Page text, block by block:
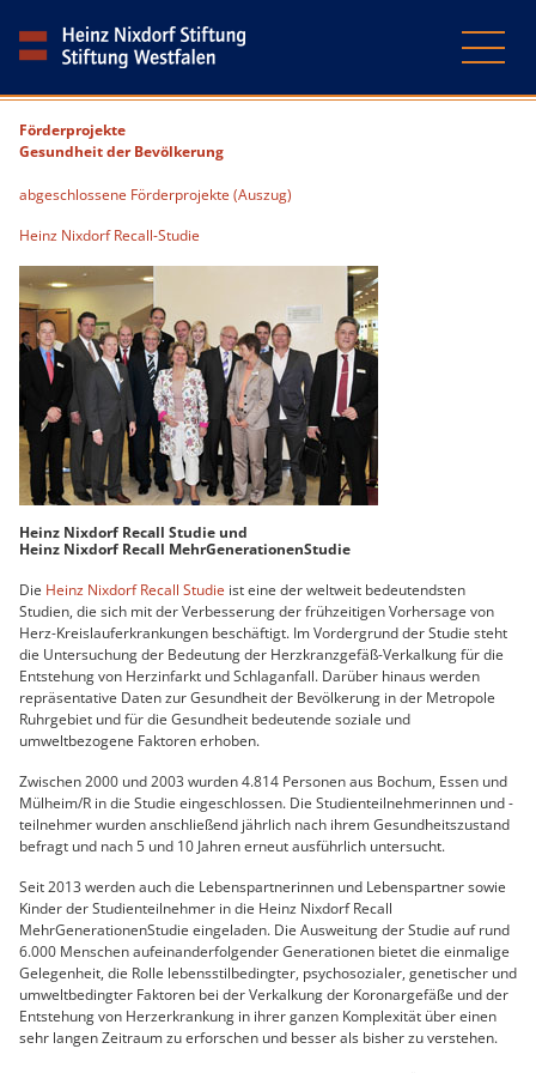
Förderprojekte
Gesundheit der Bevölkerung
abgeschlossene Förderprojekte (Auszug)
Heinz Nixdorf Recall-Studie
Heinz Nixdorf Recall Studie und
Heinz Nixdorf Recall MehrGenerationenStudie
Die Heinz Nixdorf Recall Studie ist eine der weltweit bedeutendsten
Studien, die sich mit der Verbesserung der frühzeitigen Vorhersage von
Herz-Kreislauferkrankungen beschäftigt. Im Vordergrund der Studie steht
die Untersuchung der Bedeutung der Herzkranzgefäß-Verkalkung für die
Entstehung von Herzinfarkt und Schlaganfall. Darüber hinaus werden
repräsentative Daten zur Gesundheit der Bevölkerung in der Metropole
Ruhrgebiet und für die Gesundheit bedeutende soziale und
umweltbezogene Faktoren erhoben.
Zwischen 2000 und 2003 wurden 4.814 Personen aus Bochum, Essen und
Mülheim/R in die Studie eingeschlossen. Die Studienteilnehmerinnen und -
teilnehmer wurden anschließend jährlich nach ihrem Gesundheitszustand
befragt und nach 5 und 10 Jahren erneut ausführlich untersucht.
Seit 2013 werden auch die Lebenspartnerinnen und Lebenspartner sowie
Kinder der Studienteilnehmer in die Heinz Nixdorf Recall
MehrGenerationenStudie eingeladen. Die Ausweitung der Studie auf rund
6.000 Menschen aufeinanderfolgender Generationen bietet die einmalige
Gelegenheit, die Rolle lebensstilbedingter, psychosozialer, genetischer und
umweltbedingter Faktoren bei der Verkalkung der Koronargefäße und der
Entstehung von Herzerkrankung in ihrer ganzen Komplexität über einen
sehr langen Zeitraum zu erforschen und besser als bisher zu verstehen.